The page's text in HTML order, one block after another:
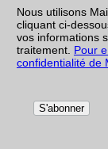
Nous utilisons
cliquant ci-
vos informations
traitement. Pour
confidentialité de